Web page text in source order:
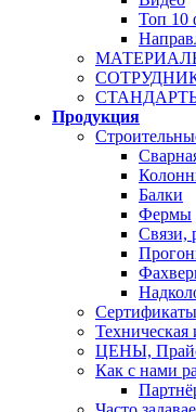
Топ 10
Продукция
Балки
Фермы
Связи,
Сертификаты
ЦЕНЫ,
Как с нами